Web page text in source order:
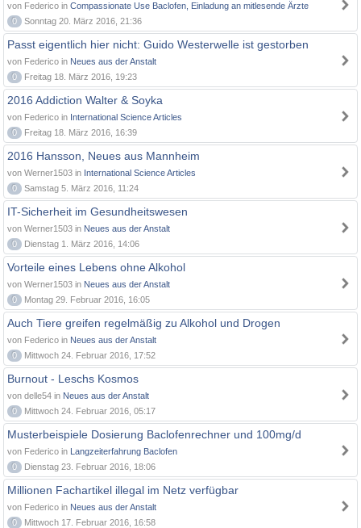
von Federico in Compassionate Use Baclofen, Einladung an mitlesende Ärzte
0
Sonntag 20. März 2016, 21:36
Passt eigentlich hier nicht: Guido Westerwelle ist gestorben
von Federico in Neues aus der Anstalt
0
Freitag 18. März 2016, 19:23
2016 Addiction Walter & Soyka
von Federico in International Science Articles
0
Freitag 18. März 2016, 16:39
2016 Hansson, Neues aus Mannheim
von Werner1503 in International Science Articles
0
Samstag 5. März 2016, 11:24
IT-Sicherheit im Gesundheitswesen
von Werner1503 in Neues aus der Anstalt
0
Dienstag 1. März 2016, 14:06
Vorteile eines Lebens ohne Alkohol
von Werner1503 in Neues aus der Anstalt
0
Montag 29. Februar 2016, 16:05
Auch Tiere greifen regelmäßig zu Alkohol und Drogen
von Federico in Neues aus der Anstalt
0
Mittwoch 24. Februar 2016, 17:52
Burnout - Leschs Kosmos
von delle54 in Neues aus der Anstalt
0
Mittwoch 24. Februar 2016, 05:17
Musterbeispiele Dosierung Baclofenrechner und 100mg/d
von Federico in Langzeiterfahrung Baclofen
0
Dienstag 23. Februar 2016, 18:06
Millionen Fachartikel illegal im Netz verfügbar
von Federico in Neues aus der Anstalt
0
Mittwoch 17. Februar 2016, 16:58